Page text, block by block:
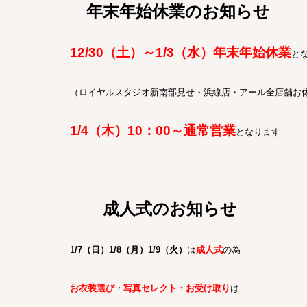
年末年始休業のお知らせ
12/30（土）～1/3（水）年末年始休業と
（ロイヤルスタジオ新南部見せ・浜線店・アール全店舗お
1/4（木）10：00～通常営業となります
成人式のお知らせ
1/7（日）1/8（月）1/9（火） は成人式の為
お衣装選び・写真セレクト・お受け取り は